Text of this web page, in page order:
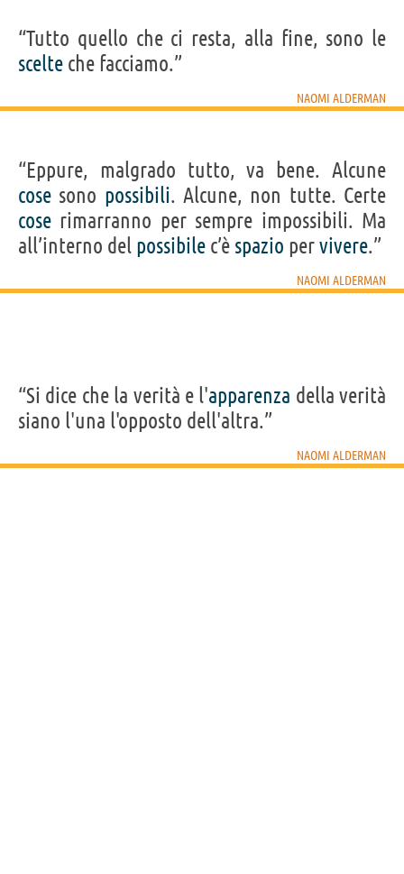
“Tutto quello che ci resta, alla fine, sono le
scelte che facciamo.”
NAOMI ALDERMAN
“Eppure, malgrado tutto, va bene. Alcune
cose sono possibili. Alcune, non tutte. Certe
cose rimarranno per sempre impossibili. Ma
all’interno del possibile c’è spazio pervivere.”
NAOMI ALDERMAN
“Si dice che la verità e l'apparenza della verità
siano l'una l'opposto dell'altra.”
NAOMI ALDERMAN